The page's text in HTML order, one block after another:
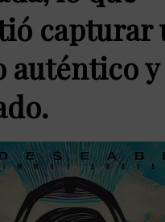
capturar
auténtico y